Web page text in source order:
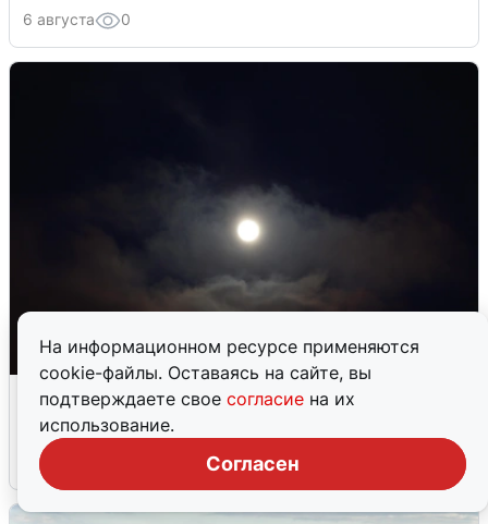
На информационном ресурсе применяются
cookie-файлы. Оставаясь на сайте, вы
подтверждаете свое согласие на их
использование.
Согласен
6 августа 0
Взрывы в Воронеже после сигнала
тревоги
5 августа